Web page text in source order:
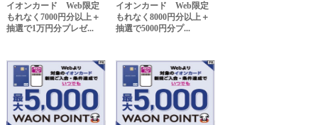
イオンカード Web限定
もれなく7000円分以上＋
抽選で1万円分プレゼ...
イオンカード Web限定
もれなく8000円分以上＋
抽選で5000円分プ...